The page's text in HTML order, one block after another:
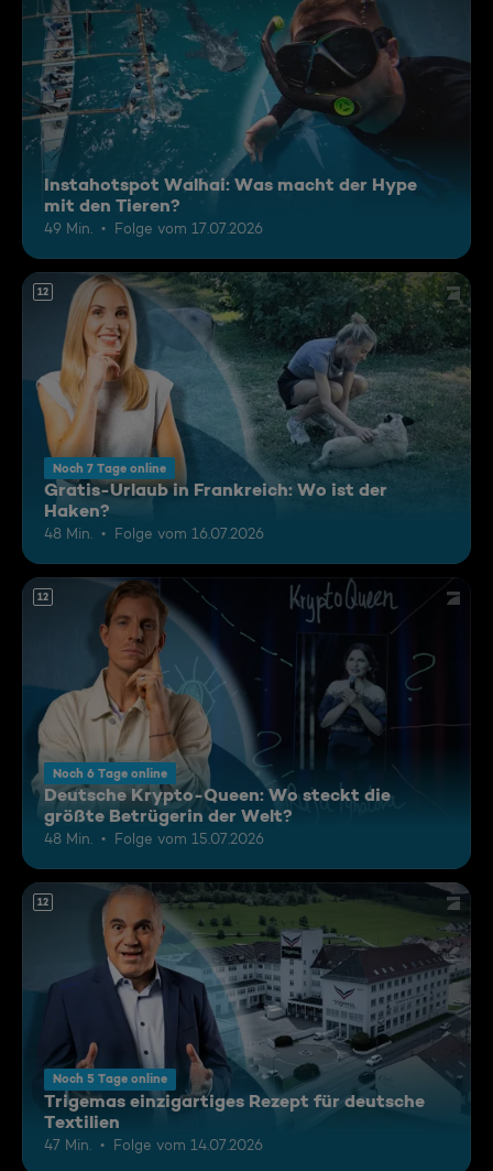
Instahotspot Walhai: Was macht der Hype
mit den Tieren?
49 Min. Folge vom 17.07.2026
12
Noch 7 Tage online
Gratis-Urlaub in Frankreich: Wo ist der
Haken?
48 Min. Folge vom 16.07.2026
12
Noch 6 Tage online
Deutsche Krypto-Queen: Wo steckt die
größte Betrügerin der Welt?
48 Min. Folge vom 15.07.2026
12
Noch 5 Tage online
Trigemas einzigartiges Rezept für deutsche
Textilien
47 Min. Folge vom 14.07.2026